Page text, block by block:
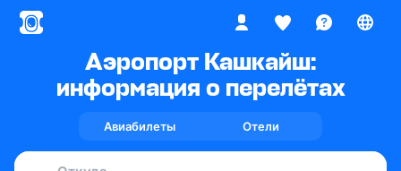
Аэропорт Кашкайш:
информация о перелётах
Авиабилеты Отели